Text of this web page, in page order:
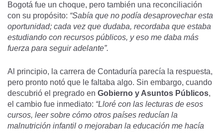
Bogotá fue un choque, pero también una reconciliación
con su propósito: “Sabía que no podía desaprovechar esta
oportunidad; cada vez que dudaba, recordaba que estaba
estudiando con recursos públicos, y eso me daba más
fuerza para seguir adelante”.
Al principio, la carrera de Contaduría parecía la respuesta,
pero pronto notó que le faltaba algo. Sin embargo, cuando
descubrió el pregrado en Gobierno y Asuntos Públicos,
el cambio fue inmediato: “Lloré con las lecturas de esos
cursos, leer sobre cómo otros países reducían la
malnutrición infantil o mejoraban la educación me hacía